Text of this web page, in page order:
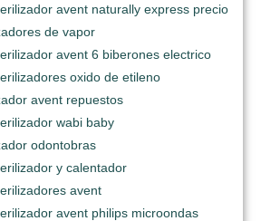
avent naturally express precio
de vapor
avent 6 biberones electrico
oxido de etileno
avent repuestos
wabi baby
odontobras
y calentador
avent
avent philips microondas